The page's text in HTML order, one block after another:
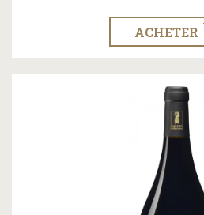
ACHETER